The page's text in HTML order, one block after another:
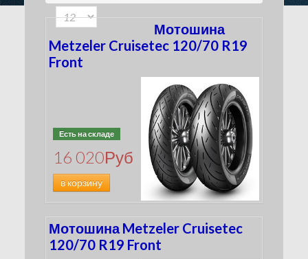
150(7)
160(1)
3.00(0)
MH90
Мотошина
Metzeler Cruisetec 120/70 R19
Front
Есть на складе
16 020Руб
в корзину
Мотошина Metzeler Cruisetec
120/70 R19 Front